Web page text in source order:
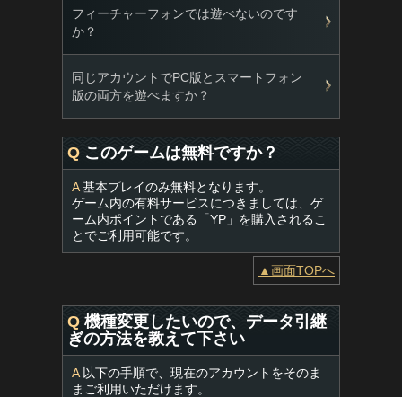
フィーチャーフォンでは遊べないのです
か？
同じアカウントでPC版とスマートフォン
版の両方を遊べますか？
Q このゲームは無料ですか？
A基本プレイのみ無料となります。
ゲーム内の有料サービスにつきましては、ゲ
ーム内ポイントである「YP」を購入されるこ
とでご利用可能です。
▲画面TOPへ
Q 機種変更したいので、データ引継
ぎの方法を教えて下さい
A以下の手順で、現在のアカウントをそのま
まご利用いただけます。